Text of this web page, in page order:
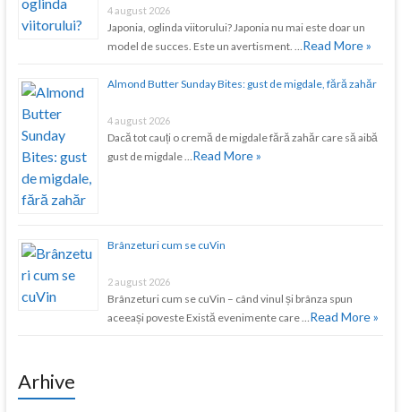
4 august 2026
Japonia, oglinda viitorului? Japonia nu mai este doar un
model de succes. Este un avertisment. … Read More »
Almond Butter Sunday Bites: gust de migdale, fără zahăr
4 august 2026
Dacă tot cauți o cremă de migdale fără zahăr care să aibă
gust de migdale … Read More »
Brânzeturi cum se cuVin
2 august 2026
Brânzeturi cum se cuVin – când vinul și brânza spun
aceeași poveste Există evenimente care … Read More »
Arhive